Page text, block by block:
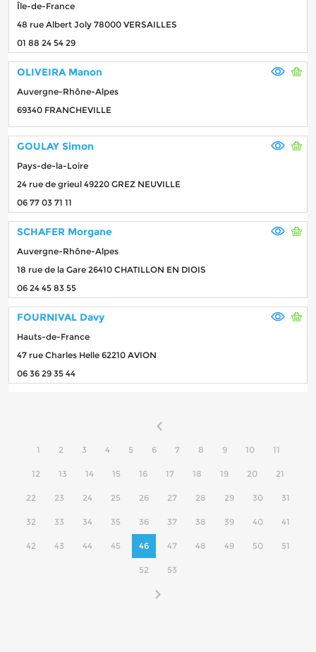
Île-de-France
48 rue Albert Joly 78000 VERSAILLES
01 88 24 54 29
OLIVEIRA Manon
Auvergne-Rhône-Alpes
69340 FRANCHEVILLE
GOULAY Simon
Pays-de-la-Loire
24 rue de grieul 49220 GREZ NEUVILLE
06 77 03 71 11
SCHAFER Morgane
Auvergne-Rhône-Alpes
18 rue de la Gare 26410 CHATILLON EN DIOIS
06 24 45 83 55
FOURNIVAL Davy
Hauts-de-France
47 rue Charles Helle 62210 AVION
06 36 29 35 44
1 2 3 4 5 6 7 8 9 10 11
12 13 14 15 16 17 18 19 20 21
22 23 24 25 26 27 28 29 30 31
32 33 34 35 36 37 38 39 40 41
42 43 44 45 46 47 48 49 50 51
52 53